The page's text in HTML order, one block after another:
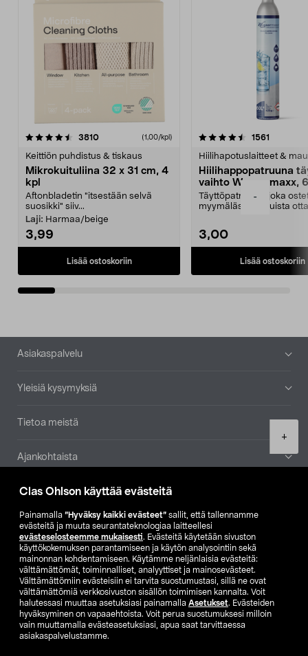
Clas Ohlson käyttää evästeitä
Painamalla ”Hyväksy kaikki evästeet” sallit, että tallennamme
evästeitä ja muuta seurantateknologiaa laitteellesi
evästeselosteemme mukaisesti. Evästeitä käytetään sivuston
käyttökokemuksen parantamiseen ja käytön analysointiin sekä
mainonnan kohdentamiseen. Käytämme neljänlaisia evästeitä:
välttämättömät, toiminnalliset, analyyttiset ja mainosevästeet.
Välttämättömiin evästeisiin ei tarvita suostumustasi, sillä ne ovat
välttämättömiä verkkosivuston sisällön toimimisen kannalta. Voit
halutessasi muuttaa asetuksiasi painamalla Asetukset. Evästeiden
hyväksyminen on vapaaehtoista. Voit perua suostumuksesi milloin
vain muuttamalla evästeasetuksiasi, apua saat tarvittaessa
asiakaspalvelustamme.
-
+
3810arvostelut (1,00/kpl)
Keittiön puhdistus & tiskaus
Mikrokuituliina 32 x 31 cm, 4
kpl
Aftonbladetin "itsestään selvä
suosikki" siiv...
Laji: Harmaa/beige
3,99
Lisää ostoskoriin
4.5viidestä
1561
Hiilihapotuslaitteet &
Hiilihappopatruuna
vaihto Wassermaxx,
Täyttöpatruuna, joka
myymälästä – muista
3,00
Lisää ostoskoriin
4.5viidestä
Alatunniste
Asiakaspalvelu
Yleisiä kysymyksiä
Tietoa meistä
Ajankohtaista
Muut yrityksemme
Etsi myymälä
SE NO FI
FI SV